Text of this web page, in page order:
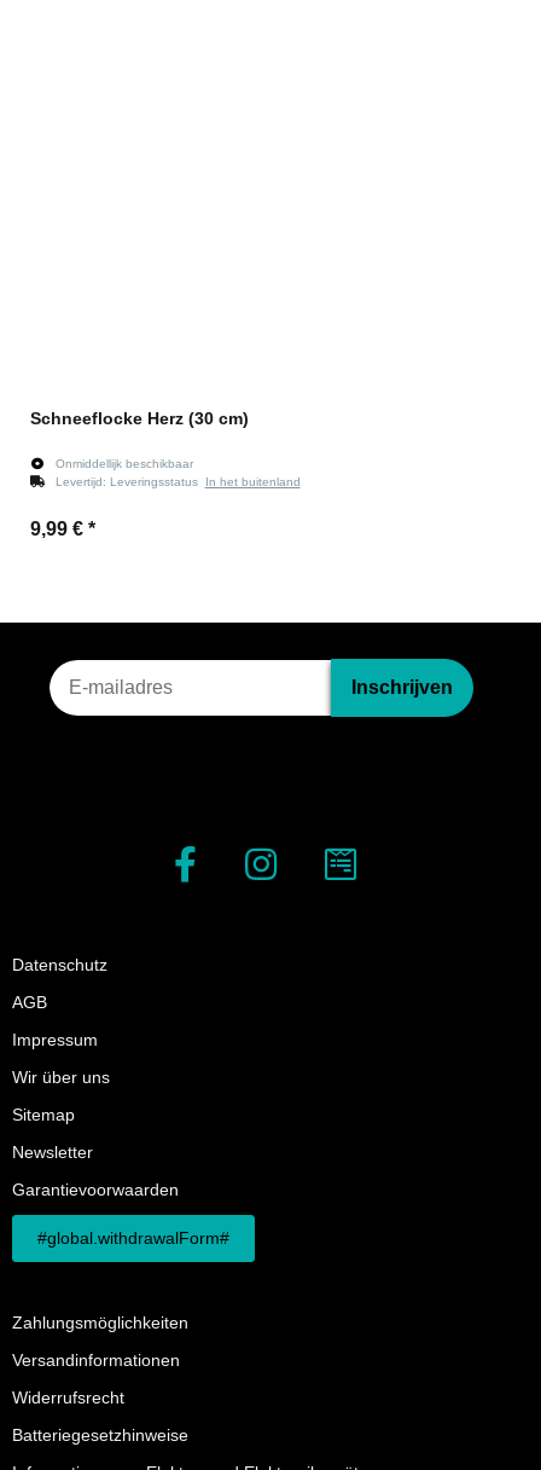
Schneeflocke Herz (30 cm)
Onmiddellijk beschikbaar
Levertijd: Leveringsstatus In het buitenland
9,99 € *
Nieuwsbriefinschrijving
Inschrijven
Datenschutz
AGB
Impressum
Wir über uns
Sitemap
Newsletter
Garantievoorwaarden
#global.withdrawalForm#
Zahlungsmöglichkeiten
Versandinformationen
Widerrufsrecht
Batteriegesetzhinweise